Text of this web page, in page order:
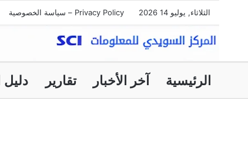
الثلاثاء, يوليو 14 2026 Privacy Policy – سياسة الخصوصية
الرئيسية آخر الأخبار تقارير دليل